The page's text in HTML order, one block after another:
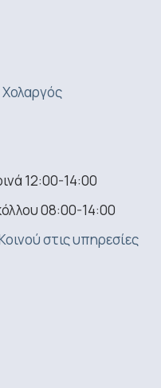
12:00-14:00
08:00-14:00
στις υπηρεσίες